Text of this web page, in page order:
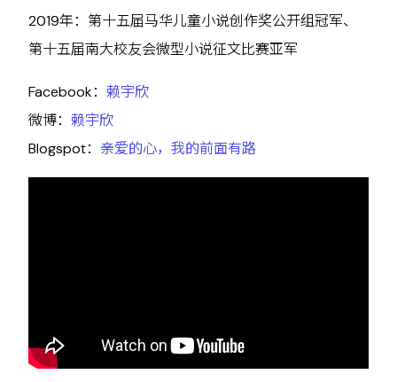
2019年：第十五届马华儿童小说创作奖公开组冠军、
第十五届南大校友会微型小说征文比赛亚军
Facebook： 赖宇欣
微博： 赖宇欣
Blogspot： 亲爱的心，我的前面有路